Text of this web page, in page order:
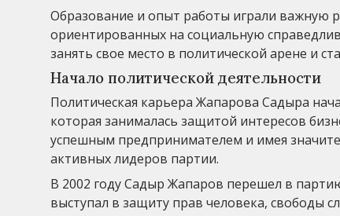
Образование и опыт работы играли важную
ориентированных на социальную
занять свое место в политической арене и
Начало политической деятельности
Политическая карьера Жапарова Садыра
которая занималась защитой интересов
успешным предпринимателем и имея
активных лидеров партии.
В 2002 году Садыр Жапаров перешел в
выступал в защиту прав человека, свободы